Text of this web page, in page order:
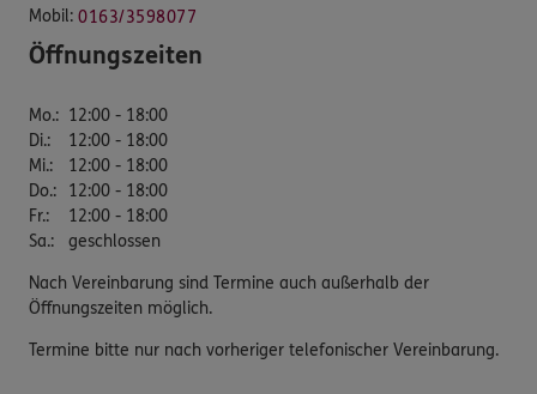
Mobil: 0163/3598077
Öffnungszeiten
Mo.: 12:00 - 18:00
Di.:
12:00 - 18:00
Mi.:
12:00 - 18:00
Do.:
12:00 - 18:00
Fr.:
12:00 - 18:00
Sa.: geschlossen
Nach Vereinbarung sind Termine auch außerhalb der
Öffnungszeiten möglich.
Termine bitte nur nach vorheriger telefonischer Vereinbarung.